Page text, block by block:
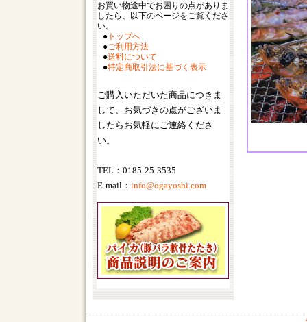
お買い物途中でお困りの点がありま
したら、以下のページをご覧くださ
い。
● トップへ
●ご利用方法
●送料について
●特定商取引法に基づく表示
ご購入いただいた商品につきま
して、お気づきの点がございま
したらお気軽にご連絡くださ
い。
TEL：0185-25-3535
E-mail： info@ogayoshi.com